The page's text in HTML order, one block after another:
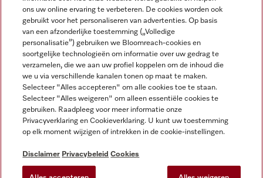
Wettelijke Informatie
Algemene voorwaarden
Privacybeleid
Gebruiksvoorwaarden
Toegankelijkheidsverklaring
Digital Services Act
ons uw online ervaring te verbeteren. De cookies worden ook
gebruikt voor het personaliseren van advertenties. Op basis
van een afzonderlijke toestemming („Volledige
personalisatie”) gebruiken we Bloomreach-cookies en
soortgelijke technologieën om informatie over uw gedrag te
verzamelen, die we aan uw profiel koppelen om de inhoud die
we u via verschillende kanalen tonen op maat te maken.
Selecteer "Alles accepteren" om alle cookies toe te staan.
Selecteer "Alles weigeren" om alleen essentiële cookies te
gebruiken. Raadpleeg voor meer informatie onze
Privacyverklaring en Cookieverklaring. U kunt uw toestemming
op elk moment wijzigen of intrekken in de cookie-instellingen.
Disclaimer Privacybeleid Cookies